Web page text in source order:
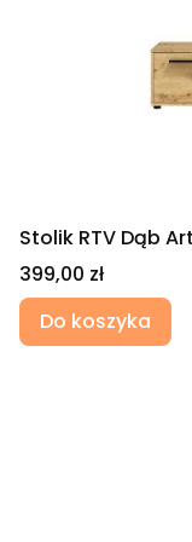
Stolik RTV Dąb
Cena
399,00 zł
Do koszyka